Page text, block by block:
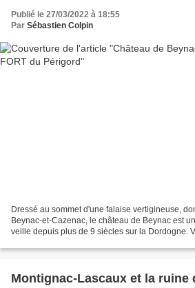
Publié le 27/03/2022 à 18:55
Par Sébastien Colpin
Dressé au sommet d'une falaise vertigineuse,
Beynac-et-Cazenac, le château de Beynac est
veille depuis plus de 9 siècles sur la Dordogne.
Montignac-Lascaux et la ruine